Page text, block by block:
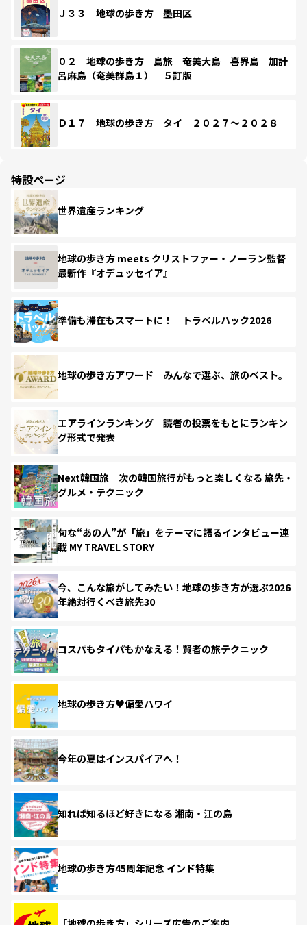
Ｊ３３ 地球の歩き方 墨田区
０２ 地球の歩き方 島旅 奄美大島 喜界島 加計
呂麻島（奄美群島１） ５訂版
Ｄ１７ 地球の歩き方 タイ ２０２７～２０２８
特設ページ
世界遺産ランキング
地球の歩き方 meets クリストファー・ノーラン監督
最新作『オデュッセイア』
準備も滞在もスマートに！ トラベルハック2026
地球の歩き方アワード みんなで選ぶ、旅のベスト。
エアラインランキング 読者の投票をもとにランキン
グ形式で発表
Next韓国旅 次の韓国旅行がもっと楽しくなる 旅先・
グルメ・テクニック
旬な“あの人”が「旅」をテーマに語るインタビュー連
載 MY TRAVEL STORY
今、こんな旅がしてみたい！地球の歩き方が選ぶ2026
年絶対行くべき旅先30
コスパもタイパもかなえる！賢者の旅テクニック
地球の歩き方♥偏愛ハワイ
今年の夏はインスパイアへ！
知れば知るほど好きになる 湘南・江の島
地球の歩き方45周年記念 インド特集